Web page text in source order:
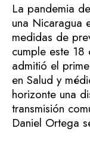
La pandemia
una Nicaragua
medidas de
cumple este
admitió el
en Salud y
horizonte una
transmisión
Daniel Ortega